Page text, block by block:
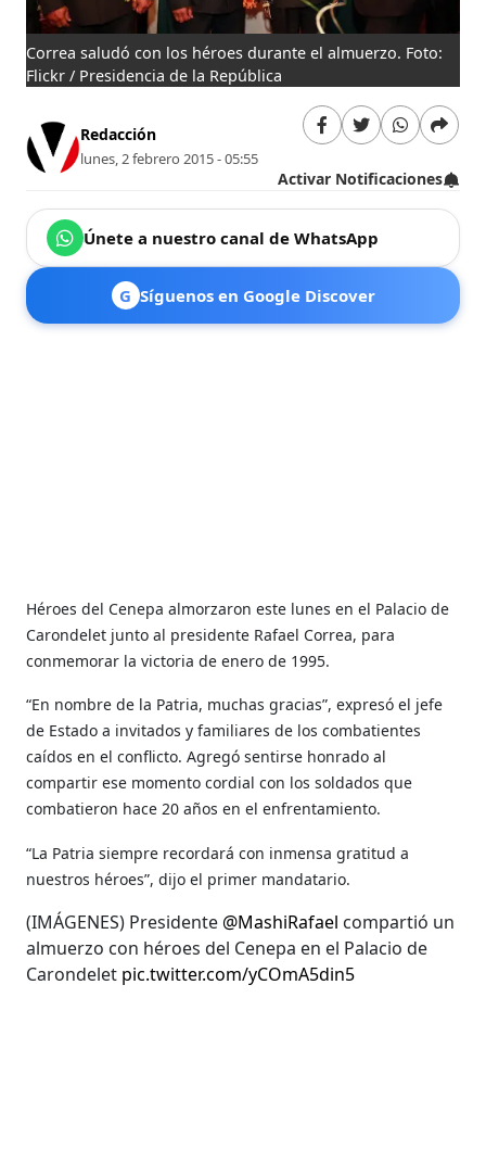
Correa saludó con los héroes durante el almuerzo. Foto:
Flickr / Presidencia de la República
Redacción
lunes, 2 febrero 2015 - 05:55
Activar Notificaciones
Únete a nuestro canal de WhatsApp
G Síguenos en Google Discover
Héroes del Cenepa almorzaron este lunes en el Palacio de
Carondelet junto al presidente Rafael Correa, para
conmemorar la victoria de enero de 1995.
“En nombre de la Patria, muchas gracias”, expresó el jefe
de Estado a invitados y familiares de los combatientes
caídos en el conflicto. Agregó sentirse honrado al
compartir ese momento cordial con los soldados que
combatieron hace 20 años en el enfrentamiento.
“La Patria siempre recordará con inmensa gratitud a
nuestros héroes”, dijo el primer mandatario.
(IMÁGENES) Presidente @MashiRafael compartió un
almuerzo con héroes del Cenepa en el Palacio de
Carondelet pic.twitter.com/yCOmA5din5